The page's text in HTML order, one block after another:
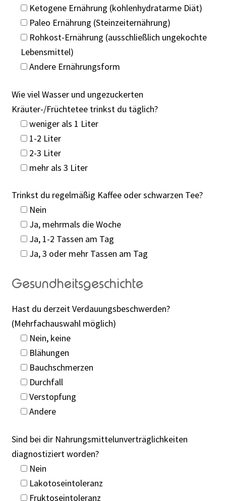
Ketogene Ernährung (kohlenhydratarme Diät)
Paleo Ernährung (Steinzeiternährung)
Rohkost-Ernährung (ausschließlich ungekochte
Lebensmittel)
Andere Ernährungsform
Wie viel Wasser und ungezuckerten
Kräuter-/Früchtetee trinkst du täglich?
weniger als 1 Liter
1-2 Liter
2-3 Liter
mehr als 3 Liter
Trinkst du regelmäßig Kaffee oder schwarzen Tee?
Nein
Ja, mehrmals die Woche
Ja, 1-2 Tassen am Tag
Ja, 3 oder mehr Tassen am Tag
Gesundheitsgeschichte
Hast du derzeit Verdauungsbeschwerden?
(Mehrfachauswahl möglich)
Nein, keine
Blähungen
Bauchschmerzen
Durchfall
Verstopfung
Andere
Sind bei dir Nahrungsmittelunverträglichkeiten
diagnostiziert worden?
Nein
Lakotoseintoleranz
Fruktoseintoleranz